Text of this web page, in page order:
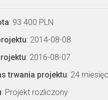
: 93 400 PLN
: 2014-08-08
: 2016-08-07
trwania projektu: 24
: Projekt rozliczony